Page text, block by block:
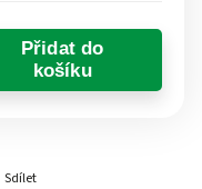
Přidat do
košíku
Sdílet